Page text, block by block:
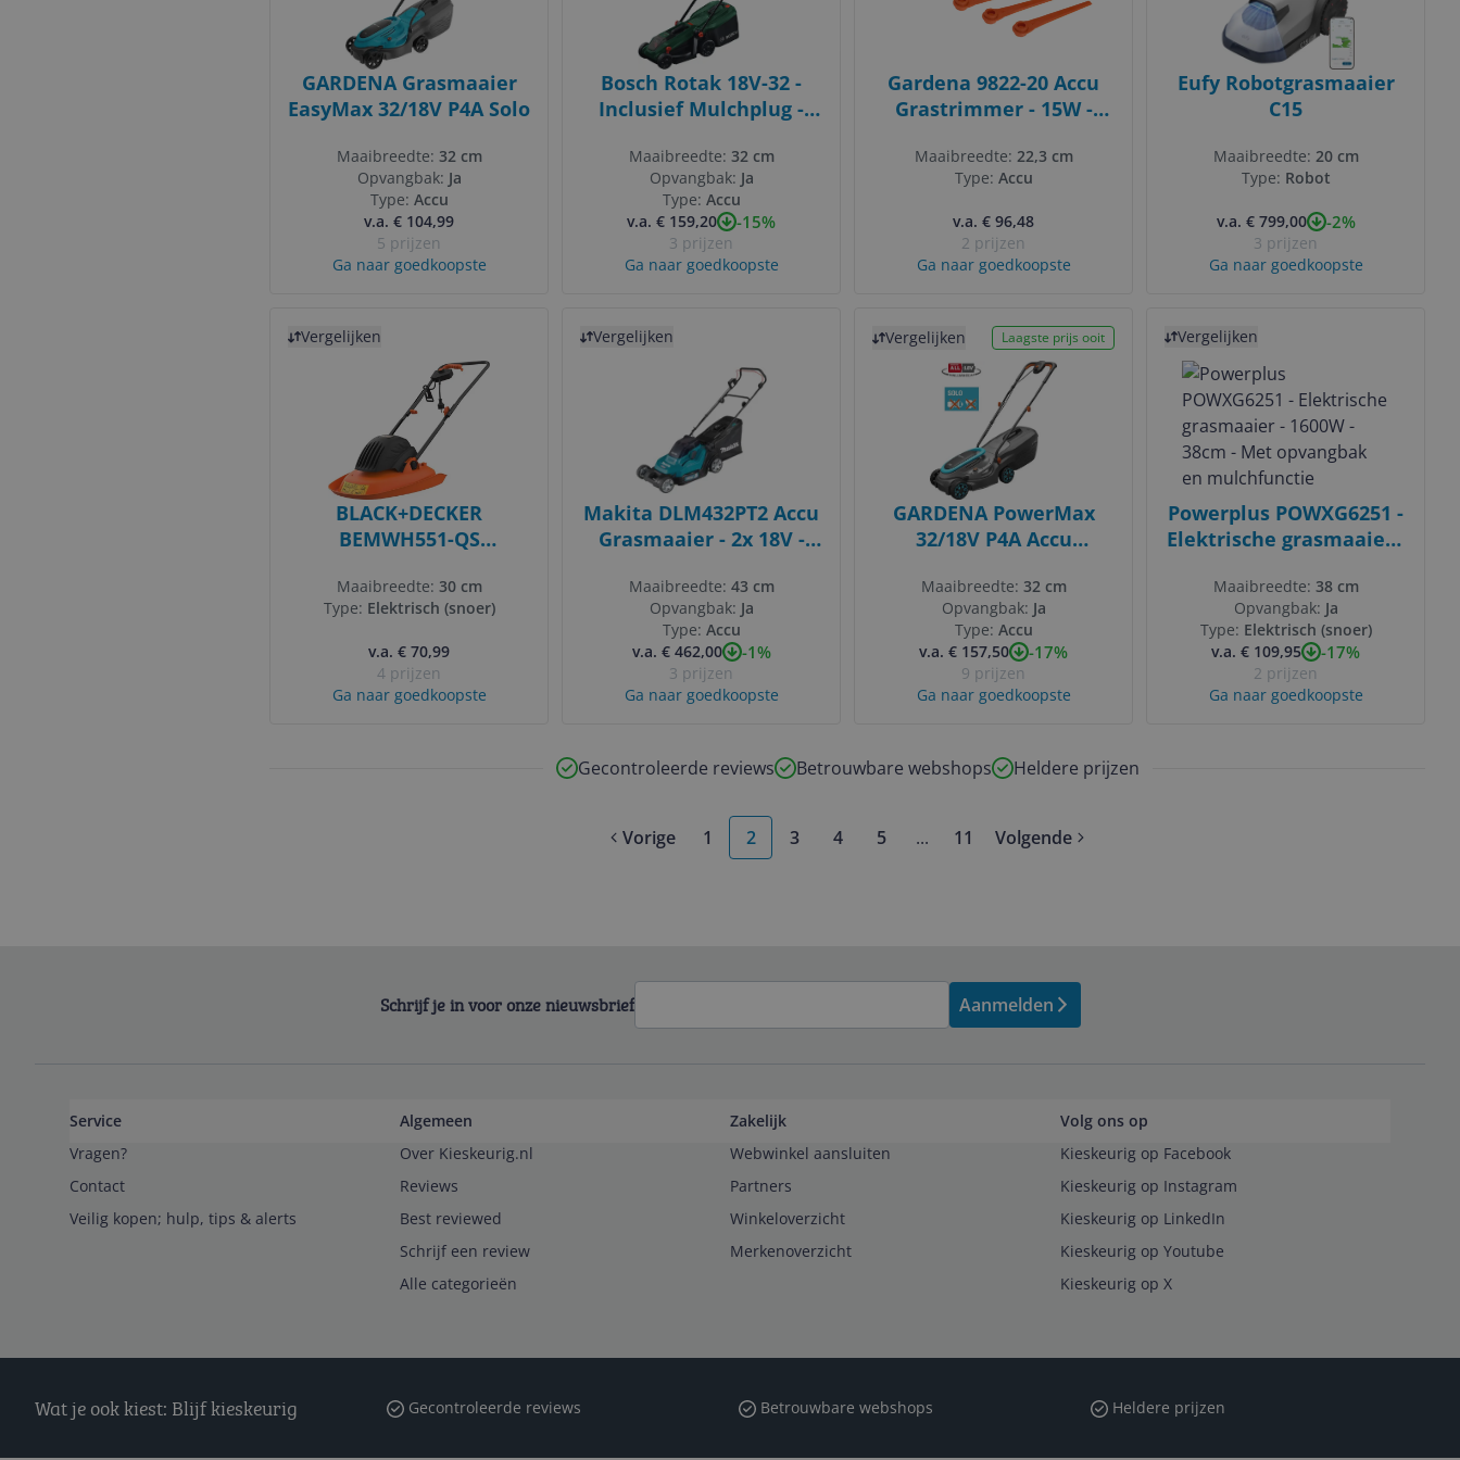
GARDENA Grasmaaier
EasyMax 32/18V P4A Solo
Maaibreedte: 32 cm
Opvangbak: Ja
Type: Accu
v.a. € 104,99
5 prijzen
Ga naar goedkoopste
Bosch Rotak 18V-32 -
Inclusief Mulchplug -
Maaibreedte: 32 cm
Opvangbak: Ja
Type: Accu
v.a. € 159,20
-15%
3 prijzen
Ga naar goedkoopste
Gardena 9822-20 Accu
Grastrimmer - 15W -
Maaibreedte: 22,3 cm
Type: Accu
v.a. € 96,48
2 prijzen
Ga naar goedkoopste
Eufy Robotgrasmaaier
C15
Maaibreedte: 20 cm
Type: Robot
v.a. € 799,00 -2%
3 prijzen
Ga naar goedkoopste
Vergelijken
BLACK+DECKER
BEMWH551-QS
30cm - gesnoerd
Maaibreedte: 30 cm
Type: Elektrisch (snoer)
v.a. € 70,99
4 prijzen
Ga naar goedkoopste
Vergelijken
Makita DLM432PT2 Accu
Grasmaaier - 2x 18V -
Duolader
Maaibreedte: 43 cm
Opvangbak: Ja
Type: Accu
v.a. € 462,00
-1%
3 prijzen
Ga naar goedkoopste
Vergelijken Laagste prijs ooit
GARDENA PowerMax
32/18V P4A Accu
32cm - 18V -
Zwart/Groen
Maaibreedte: 32 cm
Opvangbak: Ja
Type: Accu
v.a. € 157,50
-17%
9 prijzen
Ga naar goedkoopste
Vergelijken
Powerplus POWXG6251 -
Elektrische grasmaaier -
opvangbak en
mulchfunctie
Maaibreedte: 38 cm
Opvangbak: Ja
Type: Elektrisch (snoer)
v.a. € 109,95
-17%
2 prijzen
Ga naar goedkoopste
Gecontroleerde reviews Betrouwbare webshops Heldere prijzen
Vorige 1 2 3 4 5 ...More pages
11 Volgende
Schrijf je in voor onze nieuwsbrief Aanmelden
Service
Vragen?
Contact
Veilig kopen; hulp, tips & alerts
Algemeen
Over Kieskeurig.nl
Reviews
Best reviewed
Schrijf een review
Alle categorieën
Zakelijk
Webwinkel aansluiten
Partners
Winkeloverzicht
Merkenoverzicht
Volg ons op
Kieskeurig op Facebook
Kieskeurig op Instagram
Kieskeurig op LinkedIn
Kieskeurig op Youtube
Kieskeurig op X
Wat je ook kiest: Blijf kieskeurig Gecontroleerde reviews Betrouwbare webshops Heldere prijzen